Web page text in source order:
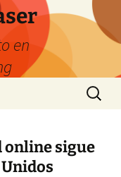
en
Buscar:
online sigue